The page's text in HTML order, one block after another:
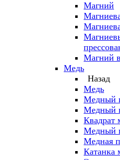
Магний
Магний
Медь
Назад
Медь
Медный
Медный
Квадрат
Медный
Медная
Катанка